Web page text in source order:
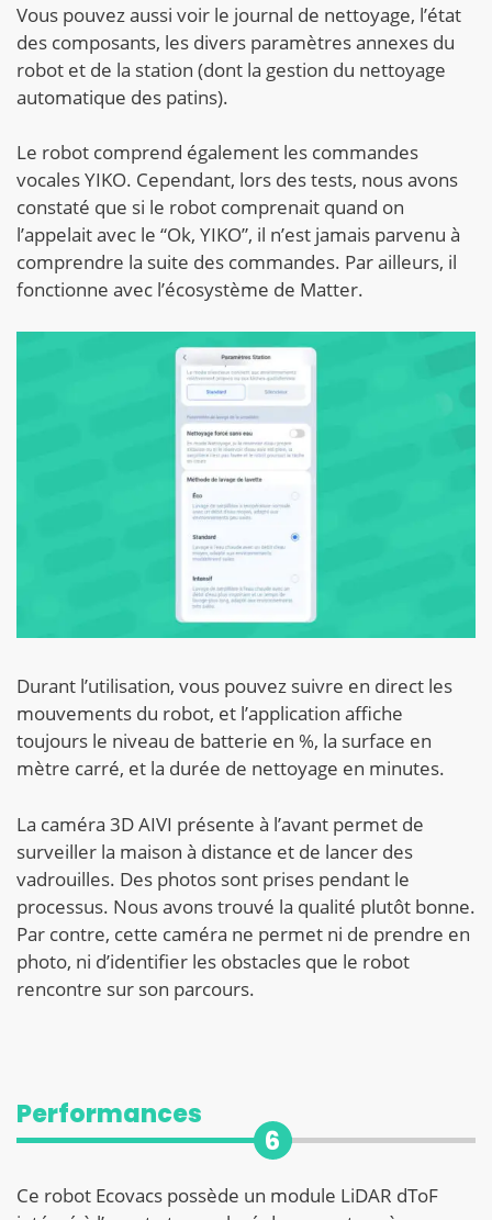
Vous pouvez aussi voir le journal de nettoyage, l’état
des composants, les divers paramètres annexes du
robot et de la station (dont la gestion du nettoyage
automatique des patins).
Le robot comprend également les commandes
vocales YIKO. Cependant, lors des tests, nous avons
constaté que si le robot comprenait quand on
l’appelait avec le “Ok, YIKO”, il n’est jamais parvenu à
comprendre la suite des commandes. Par ailleurs, il
fonctionne avec l’écosystème de Matter.
Durant l’utilisation, vous pouvez suivre en direct les
mouvements du robot, et l’application affiche
toujours le niveau de batterie en %, la surface en
mètre carré, et la durée de nettoyage en minutes.
La caméra 3D AIVI présente à l’avant permet de
surveiller la maison à distance et de lancer des
vadrouilles. Des photos sont prises pendant le
processus. Nous avons trouvé la qualité plutôt bonne.
Par contre, cette caméra ne permet ni de prendre en
photo, ni d’identifier les obstacles que le robot
rencontre sur son parcours.
Performances
6
Ce robot Ecovacs possède un module LiDAR dToF